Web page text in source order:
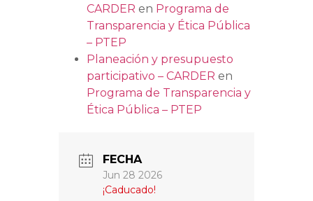
CARDER en Programa de
Transparencia y Ética Pública
– PTEP
Planeación y presupuesto
participativo – CARDER en
Programa de Transparencia y
Ética Pública – PTEP
FECHA
Jun 28 2026
¡Caducado!